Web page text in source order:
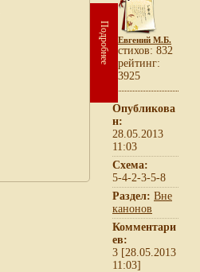
Подробнее Евгений М.Б.
cтихов: 832
рейтинг:
3925
Опубликова
н:
28.05.2013
11:03
Схема:
5-4-2-3-5-8
Раздел: Вне
канонов
Комментари
ев:
3 [28.05.2013
11:03]